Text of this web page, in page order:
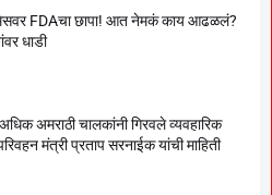
FDAचा छापा! आत नेमकं काय आढळलं?
धाडी
अमराठी चालकांनी गिरवले व्यवहारिक
मंत्री प्रताप सरनाईक यांची माहिती